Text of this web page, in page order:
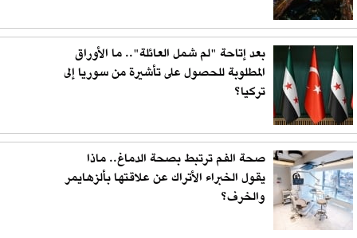
بعد إتاحة "لم شمل العائلة".. ما الأوراق
المطلوبة للحصول على تأشيرة من سوريا إلى
تركيا؟
صحة الفم ترتبط بصحة الدماغ.. ماذا
يقول الخبراء الأتراك عن علاقتها بألزهايمر
والخرف؟